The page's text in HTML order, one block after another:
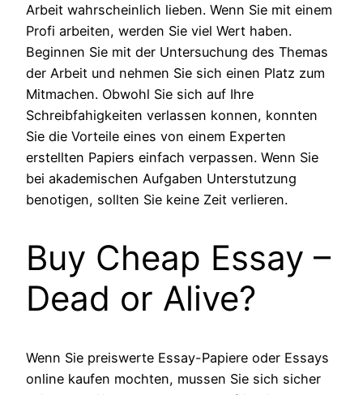
Arbeit wahrscheinlich lieben. Wenn Sie mit einem
Profi arbeiten, werden Sie viel Wert haben.
Beginnen Sie mit der Untersuchung des Themas
der Arbeit und nehmen Sie sich einen Platz zum
Mitmachen. Obwohl Sie sich auf Ihre
Schreibfahigkeiten verlassen konnen, konnten
Sie die Vorteile eines von einem Experten
erstellten Papiers einfach verpassen. Wenn Sie
bei akademischen Aufgaben Unterstutzung
benotigen, sollten Sie keine Zeit verlieren.
Buy Cheap Essay –
Dead or Alive?
Wenn Sie preiswerte Essay-Papiere oder Essays
online kaufen mochten, mussen Sie sich sicher